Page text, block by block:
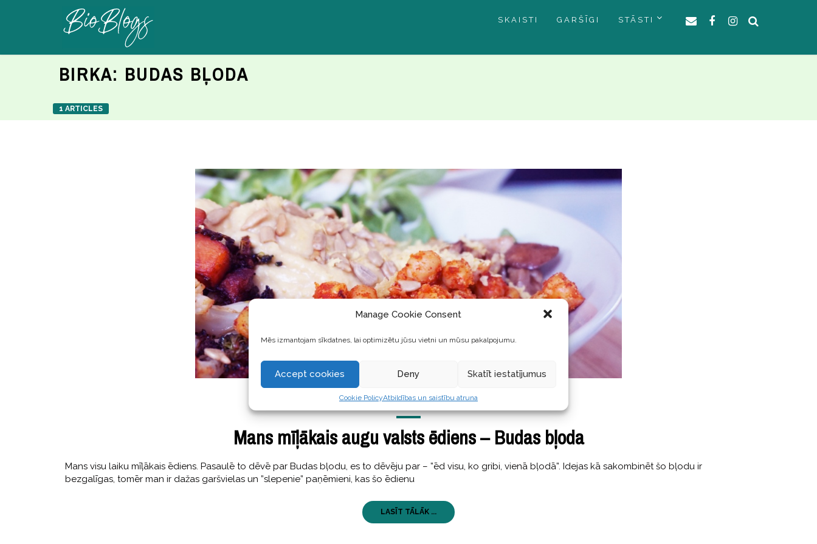
Manage Cookie Consent
Mēs izmantojam sīkdatnes, lai optimizētu jūsu vietni un mūsu pakalpojumu.
Accept cookies Deny Skatīt iestatījumus
Cookie PolicyAtbildības un saistību atruna
SKAISTI GARŠĪGI STĀSTI
BIRKA: BUDAS BĻODA
1 ARTICLES
GARŠĪGI
Mans mīļākais augu valsts ēdiens – Budas bļoda
Mans visu laiku mīļākais ēdiens. Pasaulē to dēvē par Budas bļodu, es to dēvēju par – ”ēd visu, ko gribi, vienā bļodā”. Idejas kā sakombinēt šo bļodu ir
bezgalīgas, tomēr man ir dažas garšvielas un ”slepenie” paņēmieni, kas šo ēdienu
LASĪT TĀLĀK ...